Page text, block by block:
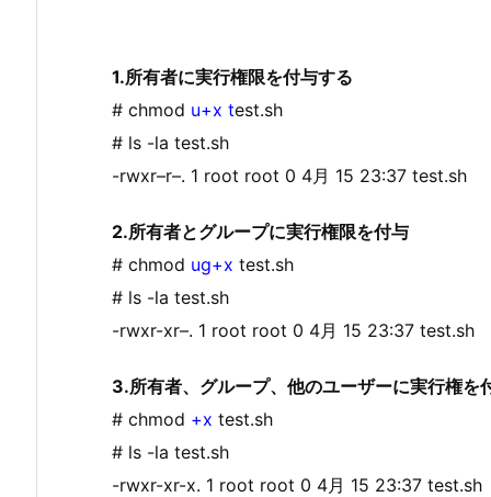
1.所有者に実行権限を付与する
# chmod u+x test.sh
# ls -la test.sh
-rwxr–r–. 1 root root 0 4月 15 23:37 test.sh
2.所有者とグループに実行権限を付与
# chmod ug+x test.sh
# ls -la test.sh
-rwxr-xr–. 1 root root 0 4月 15 23:37 test.sh
3.所有者、グループ、他のユーザーに実行権を
# chmod +x test.sh
# ls -la test.sh
-rwxr-xr-x. 1 root root 0 4月 15 23:37 test.sh